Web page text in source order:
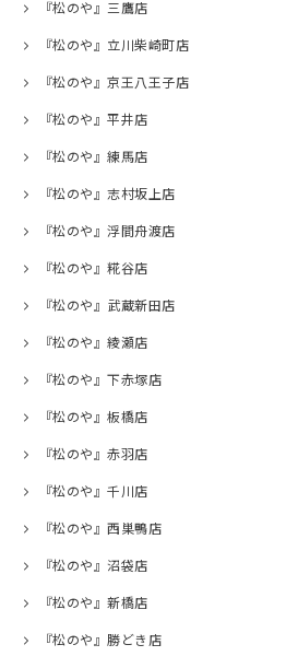
『松のや』三鷹店
『松のや』立川柴崎町店
『松のや』京王八王子店
『松のや』平井店
『松のや』練馬店
『松のや』志村坂上店
『松のや』浮間舟渡店
『松のや』糀谷店
『松のや』武蔵新田店
『松のや』綾瀬店
『松のや』下赤塚店
『松のや』板橋店
『松のや』赤羽店
『松のや』千川店
『松のや』西巣鴨店
『松のや』沼袋店
『松のや』新橋店
『松のや』勝どき店